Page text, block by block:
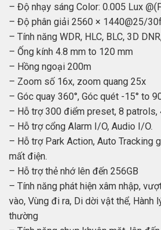
– Độ nhạy sáng Color: 0.005 Lux
– Độ phân giải 2560 × 1440@25/
– Tính năng WDR, HLC, BLC, 3D
– Ống kính 4.8 mm to 120 mm
– Hồng ngoại 200m
– Zoom số 16x, zoom quang 25x
– Góc quay 360°, Góc quét -15° to
– Hỗ trợ 300 điểm preset, 8 patrols,
– Hỗ trợ cổng Alarm I/O, Audio I/O.
– Hỗ trợ Park Action, Auto Tracking
mất điện.
– Hỗ trợ thẻ nhớ lên đến 256GB
– Tính năng phát hiện xâm nhập,
vào, Vùng đi ra, Di dời vật thể, Hành
thường